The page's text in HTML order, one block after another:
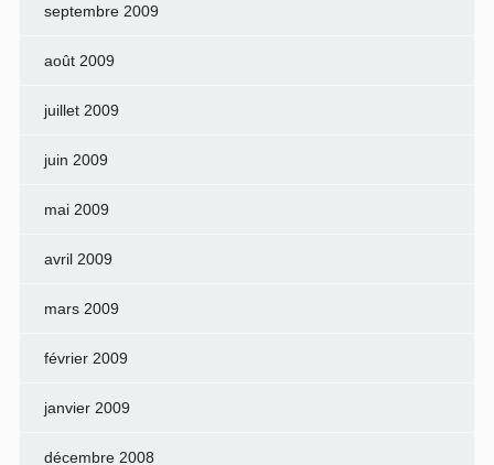
septembre 2009
août 2009
juillet 2009
juin 2009
mai 2009
avril 2009
mars 2009
février 2009
janvier 2009
décembre 2008